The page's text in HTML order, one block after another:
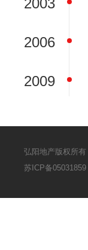
2003
2006
2009
弘阳地产版权所有
苏ICP备05031859